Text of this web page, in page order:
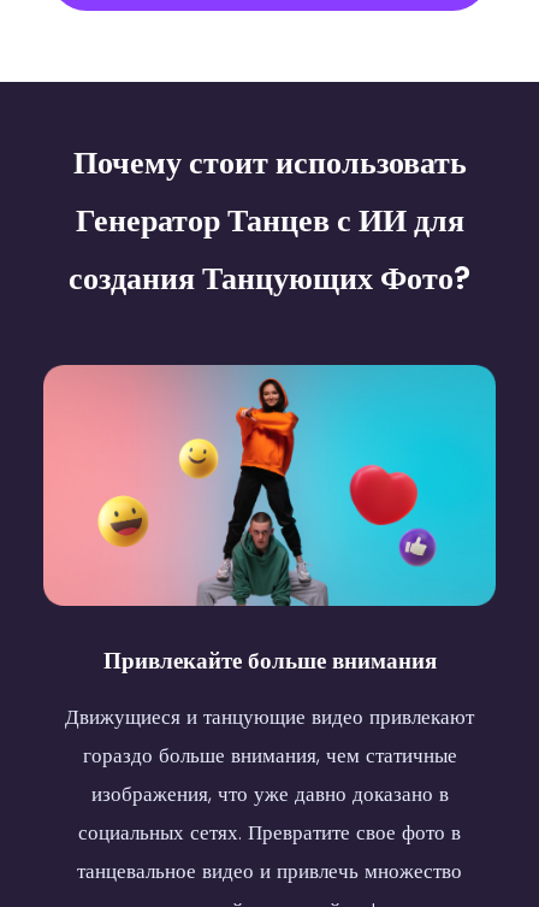
Fun Dance Body Wave body shake
Body Wave Shake Body Wave
body wave Flow Point Step Touch
Почему стоит использовать
Генератор Танцев с ИИ для
создания Танцующих Фото?
Привлекайте больше внимания
Движущиеся и танцующие видео привлекают
гораздо больше внимания, чем статичные
изображения, что уже давно доказано в
социальных сетях. Превратите свое фото в
танцевальное видео и привлечь множество